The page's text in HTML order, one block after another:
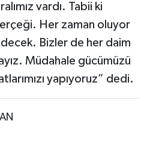
vardı. Tabii ki
Her zaman oluyor
Bizler de her daim
Müdahale gücümüzü
yapıyoruz” dedi.